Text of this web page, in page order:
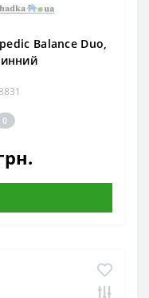
Balance Duo,
0